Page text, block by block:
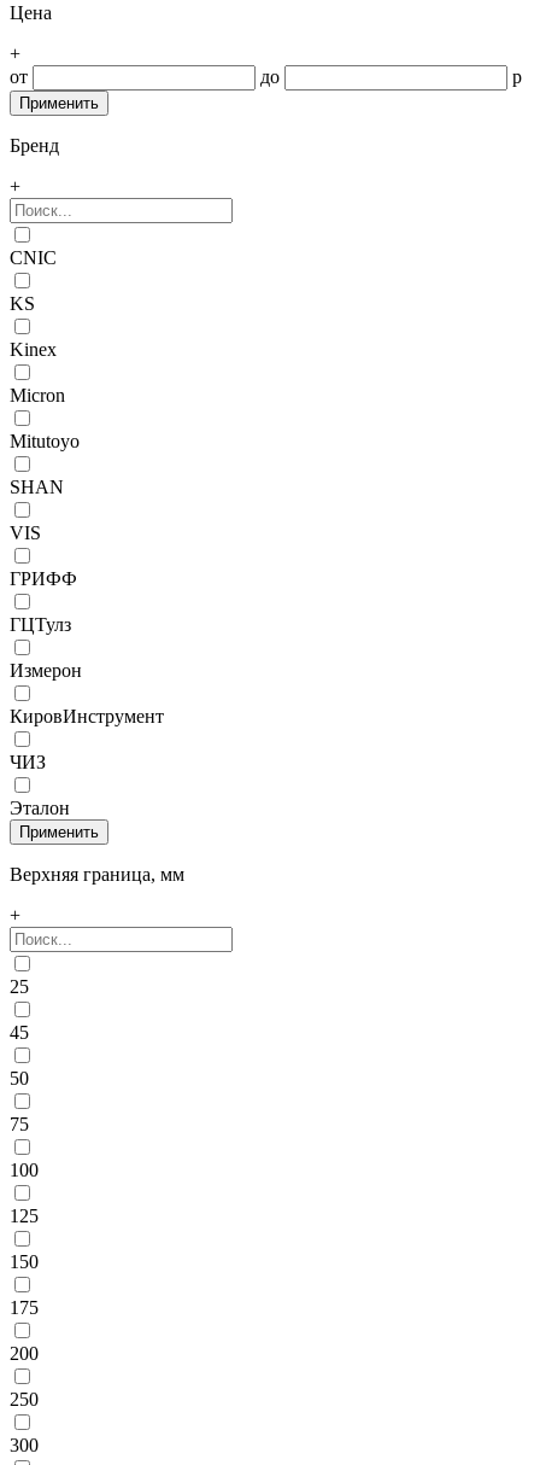
Цена
+
от
до р
Бренд
+
CNIC
KS
Kinex
Micron
Mitutoyo
SHAN
VIS
ГРИФФ
ГЦТулз
Измерон
КировИнструмент
ЧИЗ
Эталон
Верхняя граница, мм
+
25
45
50
75
100
125
150
175
200
250
300